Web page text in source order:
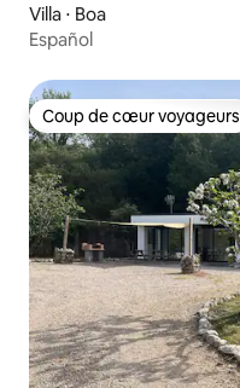
Villa ⋅ Boa
Español
Coup de cœur voyageurs
Coup de cœur voyageurs